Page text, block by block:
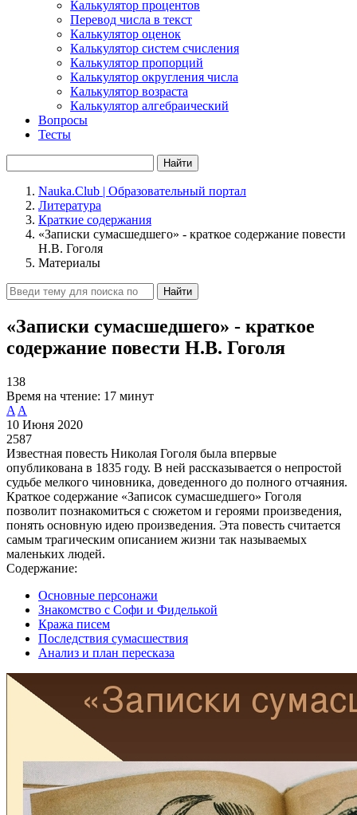
Калькулятор процентов
Перевод числа в текст
Калькулятор оценок
Калькулятор систем счисления
Калькулятор пропорций
Калькулятор округления числа
Калькулятор возраста
Калькулятор алгебраический
Вопросы
Тесты
Найти
Nauka.Club | Образовательный портал
Литература
Краткие содержания
«Записки сумасшедшего» - краткое содержание повести
Н.В. Гоголя
Материалы
Найти
«Записки сумасшедшего» - краткое
содержание повести Н.В. Гоголя
138
Время на чтение: 17 минут
A A
10 Июня 2020
2587
Известная повесть Николая Гоголя была впервые
опубликована в 1835 году. В ней рассказывается о непростой
судьбе мелкого чиновника, доведенного до полного отчаяния.
Краткое содержание «Записок сумасшедшего» Гоголя
позволит познакомиться с сюжетом и героями произведения,
понять основную идею произведения. Эта повесть считается
самым трагическим описанием жизни так называемых
маленьких людей.
Содержание:
Основные персонажи
Знакомство с Софи и Фиделькой
Кража писем
Последствия сумасшествия
Анализ и план пересказа